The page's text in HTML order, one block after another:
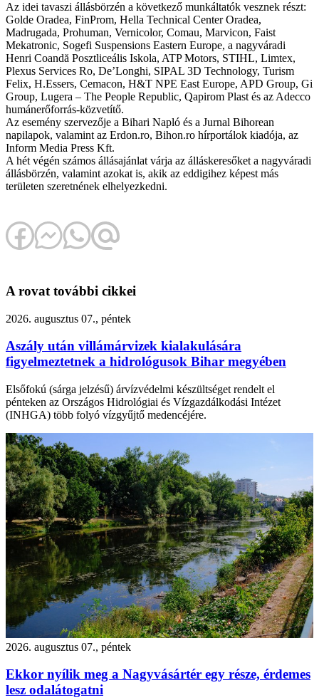
Az idei tavaszi állásbörzén a következő munkáltatók vesznek részt:
Golde Oradea, FinProm, Hella Technical Center Oradea,
Madrugada, Prohuman, Vernicolor, Comau, Marvicon, Faist
Mekatronic, Sogefi Suspensions Eastern Europe, a nagyváradi
Henri Coandă Posztliceális Iskola, ATP Motors, STIHL, Limtex,
Plexus Services Ro, De’Longhi, SIPAL 3D Technology, Turism
Felix, H.Essers, Cemacon, H&T NPE East Europe, APD Group, Gi
Group, Lugera – The People Republic, Qapirom Plast és az Adecco
humánerőforrás-közvetítő.
Az esemény szervezője a Bihari Napló és a Jurnal Bihorean
napilapok, valamint az Erdon.ro, Bihon.ro hírportálok kiadója, az
Inform Media Press Kft.
A hét végén számos állásajánlat várja az álláskeresőket a nagyváradi
állásbörzén, valamint azokat is, akik az eddigihez képest más
területen szeretnének elhelyezkedni.
A rovat további cikkei
2026. augusztus 07., péntek
Aszály után villámárvizek kialakulására
figyelmeztetnek a hidrológusok Bihar megyében
Elsőfokú (sárga jelzésű) árvízvédelmi készültséget rendelt el
pénteken az Országos Hidrológiai és Vízgazdálkodási Intézet
(INHGA) több folyó vízgyűjtő medencéjére.
2026. augusztus 07., péntek
Ekkor nyílik meg a Nagyvásártér egy része, érdemes
lesz odalátogatni